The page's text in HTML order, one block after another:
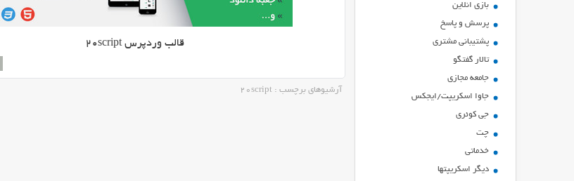
بازي انلاين
پرسش و پاسخ
پشتیبانی مشتری
تالار گفتگو
جامعه مجازی
جاوا اسکریپت/ایجکس
جی کوئری
چت
خدماتی
ديگر اسكريپتها
قالب وردپرس ۲۰script
آرشیوهای برچسب : 20script